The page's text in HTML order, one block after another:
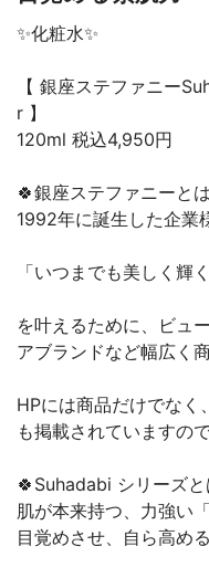
✨化粧水✨
【 銀座ステファニー
r 】
120ml 税込4,950円
🍀銀座ステファニーとは
1992年に誕生した企業
「いつまでも美しく輝
を叶えるために、ビュ
アブランドなど幅広く
HPには商品だけでなく
も掲載されていますの
🍀Suhadabi シリーズと
肌が本来持つ、力強い
目覚めさせ、自ら高め